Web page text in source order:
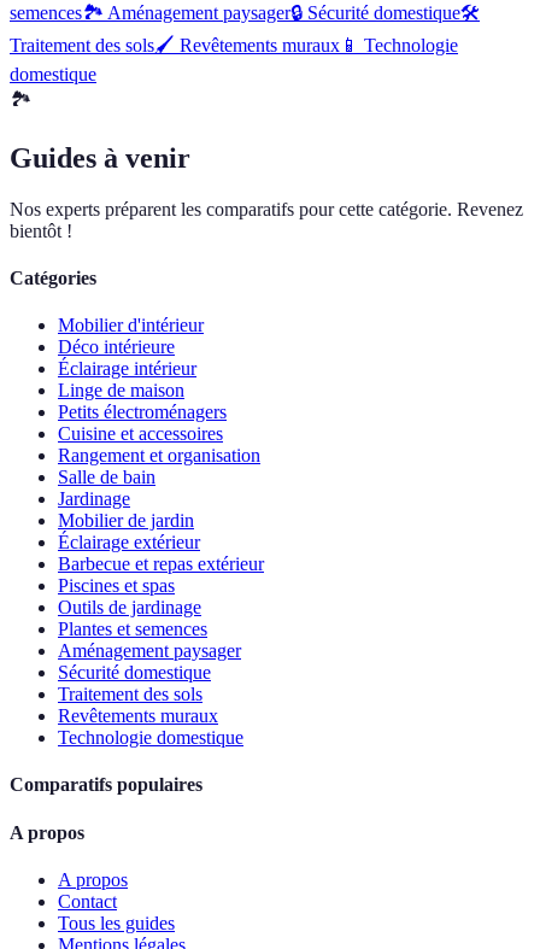
semences🏞️ Aménagement paysager🔒 Sécurité domestique🛠
Traitement des sols🖌️ Revêtements muraux 📱 Technologie
domestique
🏞️
Guides à venir
Nos experts préparent les comparatifs pour cette catégorie. Revenez
bientôt !
Catégories
Mobilier d'intérieur
Déco intérieure
Éclairage intérieur
Linge de maison
Petits électroménagers
Cuisine et accessoires
Rangement et organisation
Salle de bain
Jardinage
Mobilier de jardin
Éclairage extérieur
Barbecue et repas extérieur
Piscines et spas
Outils de jardinage
Plantes et semences
Aménagement paysager
Sécurité domestique
Traitement des sols
Revêtements muraux
Technologie domestique
Comparatifs populaires
A propos
A propos
Contact
Tous les guides
Mentions légales